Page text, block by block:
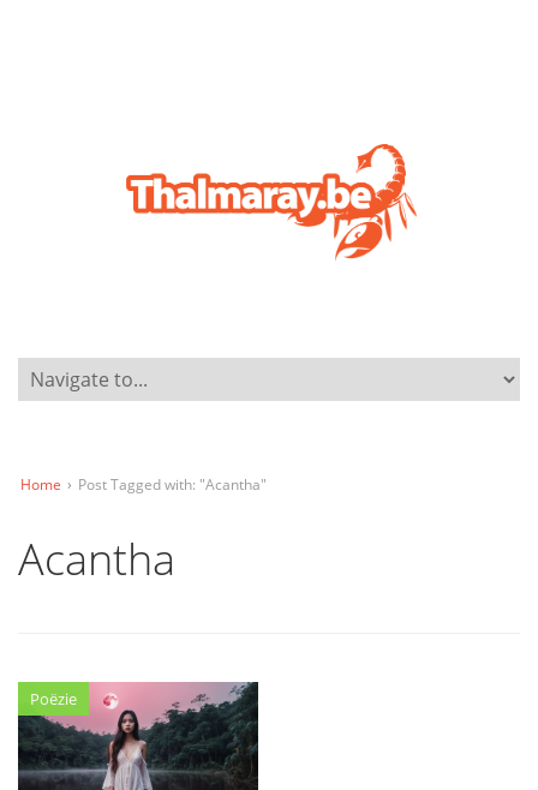
Home › Post Tagged with: "Acantha"
Acantha
Poëzie